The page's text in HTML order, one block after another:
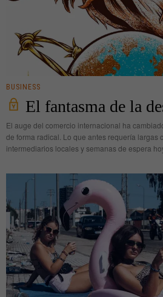
BUSINESS
El fantasma de la
El auge del comercio internacional ha
de forma radical. Lo que antes requería largas
intermediarios locales y semanas de espera